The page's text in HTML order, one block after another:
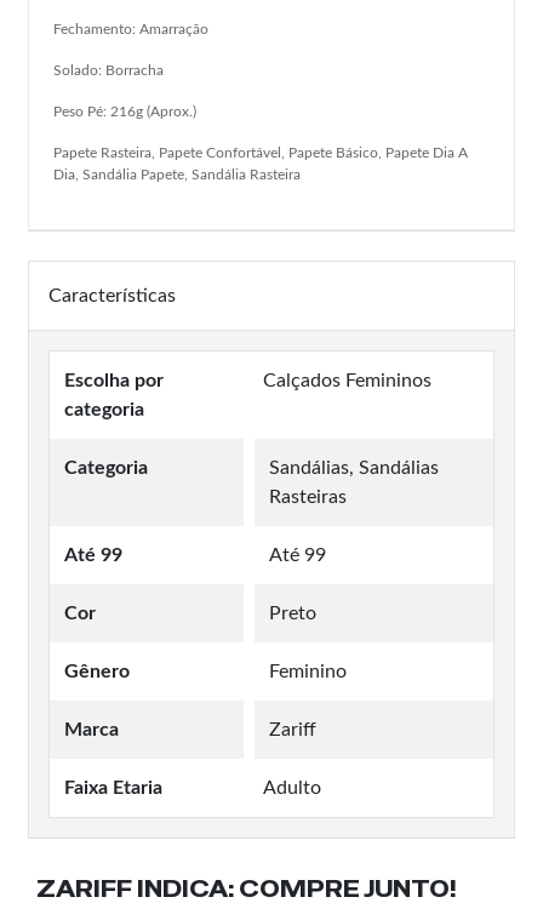
Fechamento: Amarração
Solado: Borracha
Peso Pé: 216g (Aprox.)
Papete Rasteira, Papete Confortável, Papete Básico, Papete Dia A
Dia, Sandália Papete, Sandália Rasteira
Características
Escolha por
categoria
Calçados Femininos
Categoria
Sandálias, Sandálias
Rasteiras
Até 99 Até 99
Cor Preto
Gênero Feminino
Marca Zariff
Faixa Etaria Adulto
ZARIFF INDICA: COMPRE JUNTO!